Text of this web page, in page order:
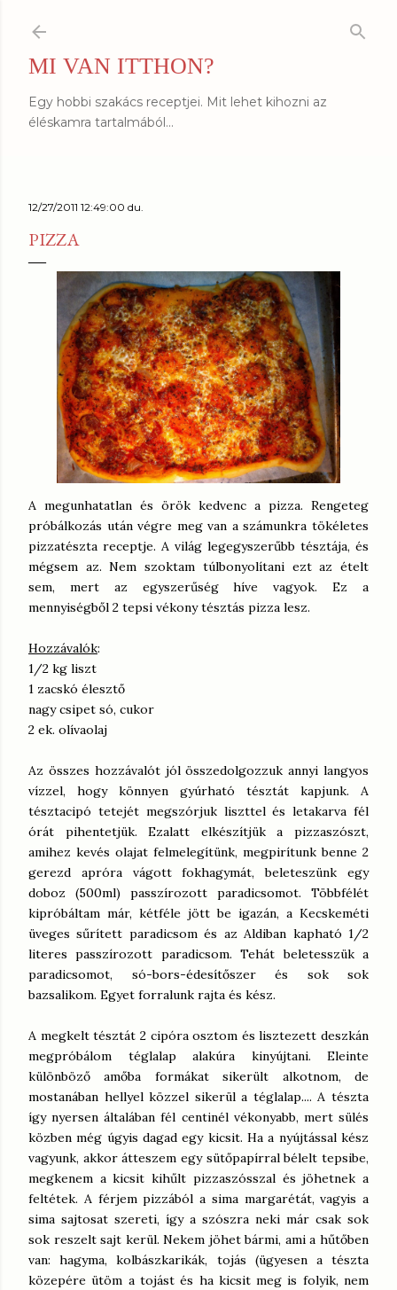
MI VAN ITTHON?
Egy hobbi szakács receptjei. Mit lehet kihozni az
éléskamra tartalmából...
12/27/2011 12:49:00 du.
PIZZA
A megunhatatlan és örök kedvenc a pizza. Rengeteg
próbálkozás után végre meg van a számunkra tökéletes
pizzatészta receptje. A világ legegyszerűbb tésztája, és
mégsem az. Nem szoktam túlbonyolítani ezt az ételt
sem, mert az egyszerűség híve vagyok. Ez a
mennyiségből 2 tepsi vékony tésztás pizza lesz.
Hozzávalók:
1/2 kg liszt
1 zacskó élesztő
nagy csipet só, cukor
2 ek. olívaolaj
Az összes hozzávalót jól összedolgozzuk annyi langyos
vízzel, hogy könnyen gyúrható tésztát kapjunk. A
tésztacipó tetejét megszórjuk liszttel és letakarva fél
órát pihentetjük. Ezalatt elkészítjük a pizzaszószt,
amihez kevés olajat felmelegítünk, megpirítunk benne 2
gerezd apróra vágott fokhagymát, beleteszünk egy
doboz (500ml) passzírozott paradicsomot. Többfélét
kipróbáltam már, kétféle jött be igazán, a Kecskeméti
üveges sűrített paradicsom és az Aldiban kapható 1/2
literes passzírozott paradicsom. Tehát beletesszük a
paradicsomot, só-bors-édesítőszer és sok sok
bazsalikom. Egyet forralunk rajta és kész.
A megkelt tésztát 2 cipóra osztom és lisztezett deszkán
megpróbálom téglalap alakúra kinyújtani. Eleinte
különböző amőba formákat sikerült alkotnom, de
mostanában hellyel közzel sikerül a téglalap.... A tészta
így nyersen általában fél centinél vékonyabb, mert sülés
közben még úgyis dagad egy kicsit. Ha a nyújtással kész
vagyunk, akkor átteszem egy sütőpapírral bélelt tepsibe,
megkenem a kicsit kihűlt pizzaszósszal és jöhetnek a
feltétek. A férjem pizzából a sima margarétát, vagyis a
sima sajtosat szereti, így a szószra neki már csak sok
sok reszelt sajt kerül. Nekem jöhet bármi, ami a hűtőben
van: hagyma, kolbászkarikák, tojás (ügyesen a tészta
közepére ütöm a tojást és ha kicsit meg is folyik, nem